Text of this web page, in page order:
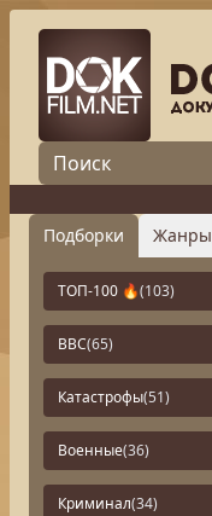
Подборки Жанры
ТОП-100 🔥(103)
BBC(65)
Катастрофы(51)
Военные(36)
Криминал(34)